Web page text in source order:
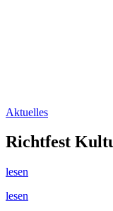
Aktuelles
Richtfest
lesen
lesen